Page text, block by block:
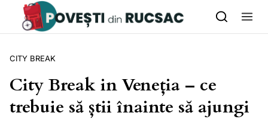
Skip to content
CITY BREAK
City Break in Veneția – ce
trebuie să știi înainte să ajungi